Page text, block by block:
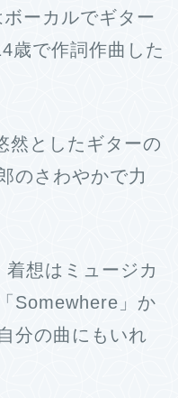
ーカルでギター
歳で作詞作曲した
然としたギターの
のさわやかで力
想はミュージカ
Somewhere」か
分の曲にもいれ